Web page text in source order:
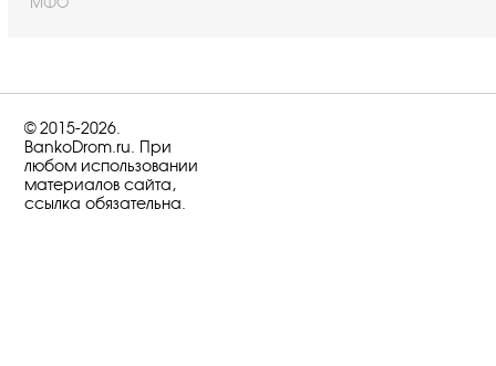
© 2015-2026.
BankoDrom.ru. При
любом использовании
материалов сайта,
ссылка обязательна.